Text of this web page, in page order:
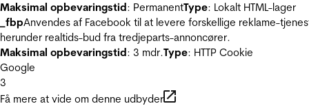
Maksimal opbevaringstid: PermanentType: Lokalt HTML-lager
_fbpAnvendes af Facebook til at levere forskellige reklame-
herunder realtids-bud fra tredjeparts-annoncører.
Maksimal opbevaringstid: 3 mdr.Type: HTTP Cookie
Google
3
Få mere at vide om denne udbyder